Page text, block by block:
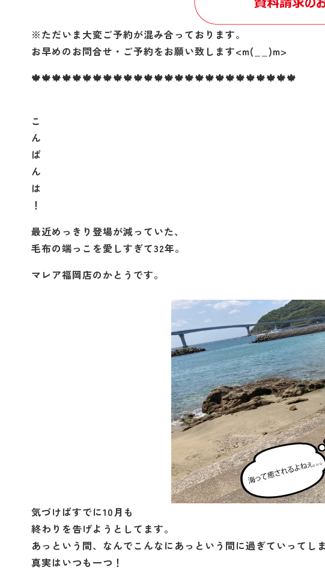
※ただいま大変ご予約が混み合っております。
お早めのお問合せ・ご予約をお願い致します<m(__)m>
🍁🍁🍁🍁🍁🍁🍁🍁🍁🍁🍁🍁🍁🍁🍁🍁🍁🍁🍁🍁🍁🍁🍁🍁🍁🍁
こ
ん
ば
ん
は
！
最近めっきり登場が減っていた、
毛布の端っこを愛しすぎて32年。
マレア福岡店のかとうです。
気づけばすでに10月も
終わりを告げようとしてます。
あっという間、なんでこんなにあっという間に過ぎていってし
真実はいつも一つ！